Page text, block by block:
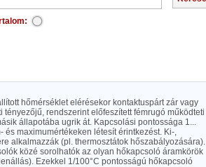
hőmérséklet elérésekor kontaktuspárt zár vagy
rendszerint előfeszített fémrugó működteti
állapotába ugrik át. Kapcsolási pontossága 1...
és maximumértékeken létesít érintkezést. Ki-,
alkalmazzák (pl. thermosztátok hőszabályozására).
közé sorolhatók az olyan hőkapcsoló áramkörök
Ezekkel 1/100°C pontosságú hőkapcsoló